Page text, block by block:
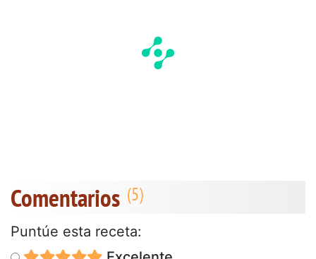
Comentarios
Puntúe esta receta: